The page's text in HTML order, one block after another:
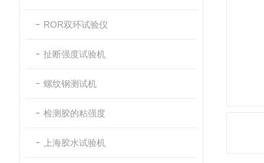
ROR双环试验仪
扯断强度试验机
螺纹钢测试机
检测胶的粘强度
上海胶水试验机